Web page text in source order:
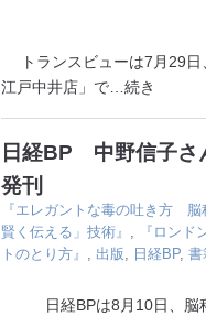
トランスビューは7月29日
江戸中井店」で …続き
日経BP 中野信子さ
発刊
『エレガントな毒の吐き方
賢く伝える」技術』
『ロン
トのとり方』
出版 日経BP, 書
日経BPは8月10日、脳科